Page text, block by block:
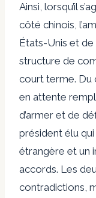
Ainsi, lorsqu’il
côté chinois,
États-Unis et
structure de
court terme. Du
en attente
d’armer et de
président élu
étrangère et un
accords. Les
contradictions,